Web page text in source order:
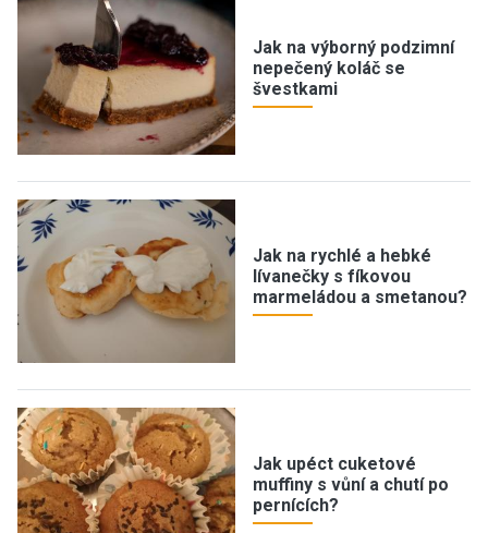
Jak na výborný podzimní
nepečený koláč se
švestkami
Jak na rychlé a hebké
lívanečky s fíkovou
marmeládou a smetanou?
Jak upéct cuketové
muffiny s vůní a chutí po
pernících?